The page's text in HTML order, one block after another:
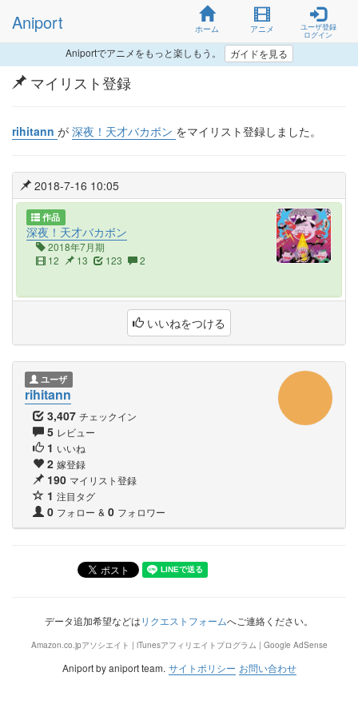
Aniport ホーム アニメ
ユーザ登録
ログイン
Aniportでアニメをもっと楽しもう。 ガイドを見る
マイリスト登録
rihitann が 深夜！天才バカボン をマイリスト登録しました。
2018-7-16 10:05
作品
深夜！天才バカボン
2018年7月期
12
13 123 2
いいねをつける
ユーザ
rihitann
3,407 チェックイン
5 レビュー
1 いいね
2 嫁登録
190 マイリスト登録
1 注目タグ
0 フォロー & 0 フォロワー
データ追加希望などはリクエストフォームへご連絡ください。
Amazon.co.jpアソシエイト | iTunesアフィリエイトプログラム | Google AdSense
Aniport by aniport team. サイトポリシー お問い合わせ